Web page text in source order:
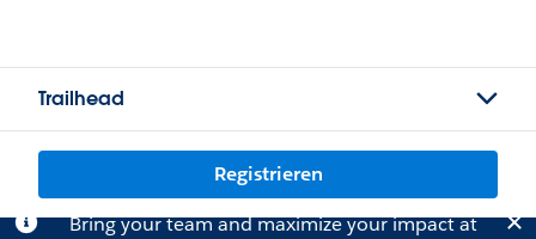
Trailhead
Registrieren
Bring your team and maximize your impact at